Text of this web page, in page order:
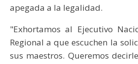
apegada a la legalidad.
"Exhortamos al Ejecutivo
Regional a que escuchen la
sus maestros. Queremos